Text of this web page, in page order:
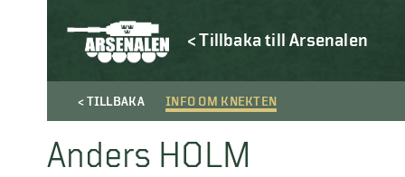
< Tillbaka till Arsenalen
< TILLBAKA INFO OM KNEKTEN
Anders HOLM